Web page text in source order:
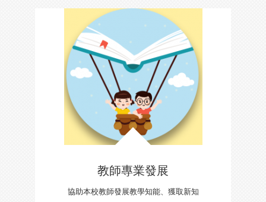
教師專業發展
協助本校教師發展教學知能、獲取新知